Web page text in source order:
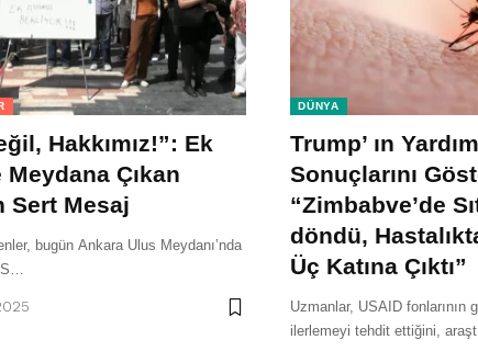
Hakkımız!”: Ek
Çıkan
Sert Mesaj
bugün Ankara Ulus Meydanı’nda
DÜNYA
Trump’ ın
Sonuçlarını
“Zimbabve’de
döndü,
Üç Katına Çıktı”
Uzmanlar, USAID fonlarının
ilerlemeyi tehdit ettiğini,